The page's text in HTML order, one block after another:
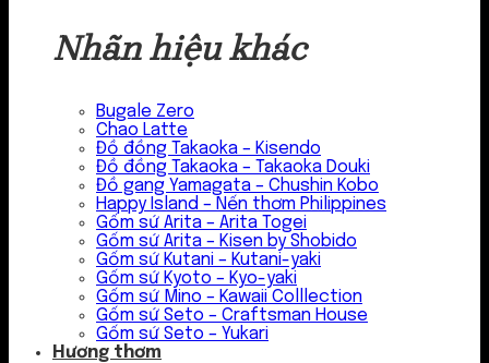
Nhãn hiệu khác
Bugale Zero
Chao Latte
Đồ đồng Takaoka – Kisendo
Đồ đồng Takaoka – Takaoka Douki
Đồ gang Yamagata – Chushin Kobo
Happy Island – Nến thơm Philippines
Gốm sứ Arita – Arita Togei
Gốm sứ Arita – Kisen by Shobido
Gốm sứ Kutani – Kutani-yaki
Gốm sứ Kyoto – Kyo-yaki
Gốm sứ Mino – Kawaii Colllection
Gốm sứ Seto – Craftsman House
Gốm sứ Seto – Yukari
Hương thơm